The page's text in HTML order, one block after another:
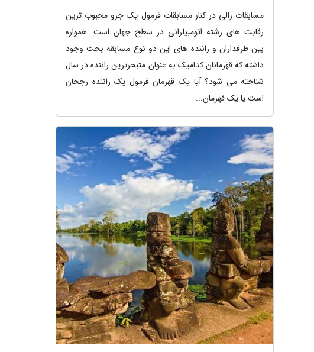
مسابقات رالی در کنار مسابقات فرمول یک جزو محبوب ترین
رقابت های رشته اتومبیلرانی در سطح جهان است. همواره
بین طرفداران و راننده های این دو نوع مسابقه بحث وجود
داشته که قهرمانان کدامیک به عنوان متبحرترین راننده در سال
شناخته می شود؟ آیا یک قهرمان فرمول یک راننده رجحان
است یا یک قهرمان...